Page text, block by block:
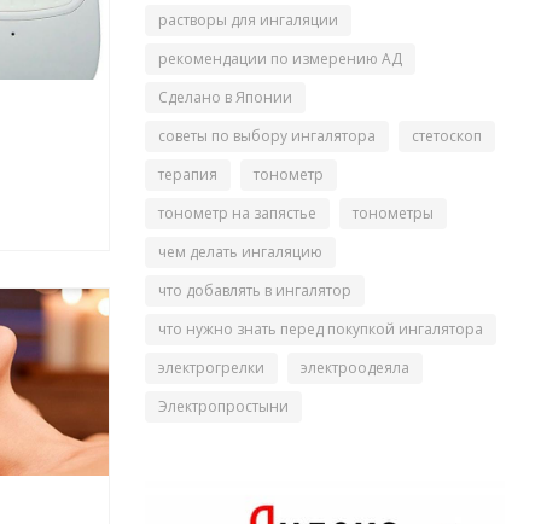
растворы для ингаляции
рекомендации по измерению АД
Сделано в Японии
советы по выбору ингалятора
стетоскоп
терапия
тонометр
тонометр на запястье
тонометры
чем делать ингаляцию
что добавлять в ингалятор
что нужно знать перед покупкой ингалятора
электрогрелки
электроодеяла
Электропростыни